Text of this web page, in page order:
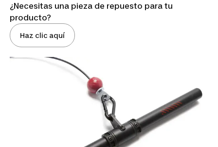
¿Necesitas una pieza de repuesto para tu
producto?
Haz clic aquí